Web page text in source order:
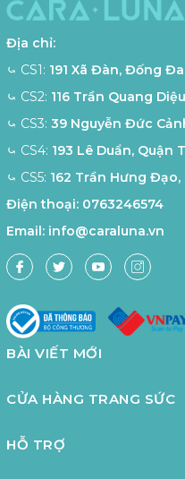
Địa chỉ:
⤿ CS1: 191 Xã Đàn, Đống
⤿ CS2: 116 Trần Quang
⤿ CS3: 39 Nguyễn Đức
⤿ CS4: 193 Lê Duẩn, Quận
⤿ CS5: 162 Trần Hưng Đạo,
Điện thoại: 0763246574
Email: info@caraluna.vn
BÀI VIẾT MỚI
CỬA HÀNG TRANG SỨC
HỖ TRỢ